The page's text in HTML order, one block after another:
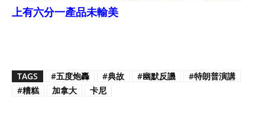
上有六分一產品未輸美
TAGS #五度炮轟 #典故 #幽默反譏
#特朗普演講
#糟糕
加拿大 卡尼